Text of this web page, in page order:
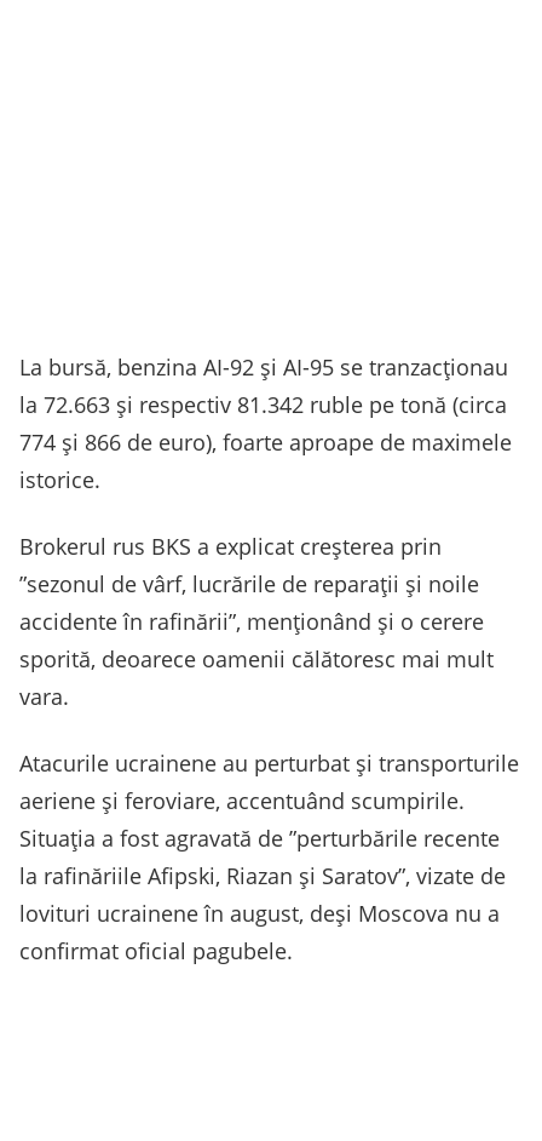
La bursă, benzina AI-92 şi AI-95 se tranzacţionau
la 72.663 şi respectiv 81.342 ruble pe tonă (circa
774 şi 866 de euro), foarte aproape de maximele
istorice.
Brokerul rus BKS a explicat creşterea prin
”sezonul de vârf, lucrările de reparaţii şi noile
accidente în rafinării”, menţionând şi o cerere
sporită, deoarece oamenii călătoresc mai mult
vara.
Atacurile ucrainene au perturbat şi transporturile
aeriene şi feroviare, accentuând scumpirile.
Situaţia a fost agravată de ”perturbările recente
la rafinăriile Afipski, Riazan şi Saratov”, vizate de
lovituri ucrainene în august, deşi Moscova nu a
confirmat oficial pagubele.